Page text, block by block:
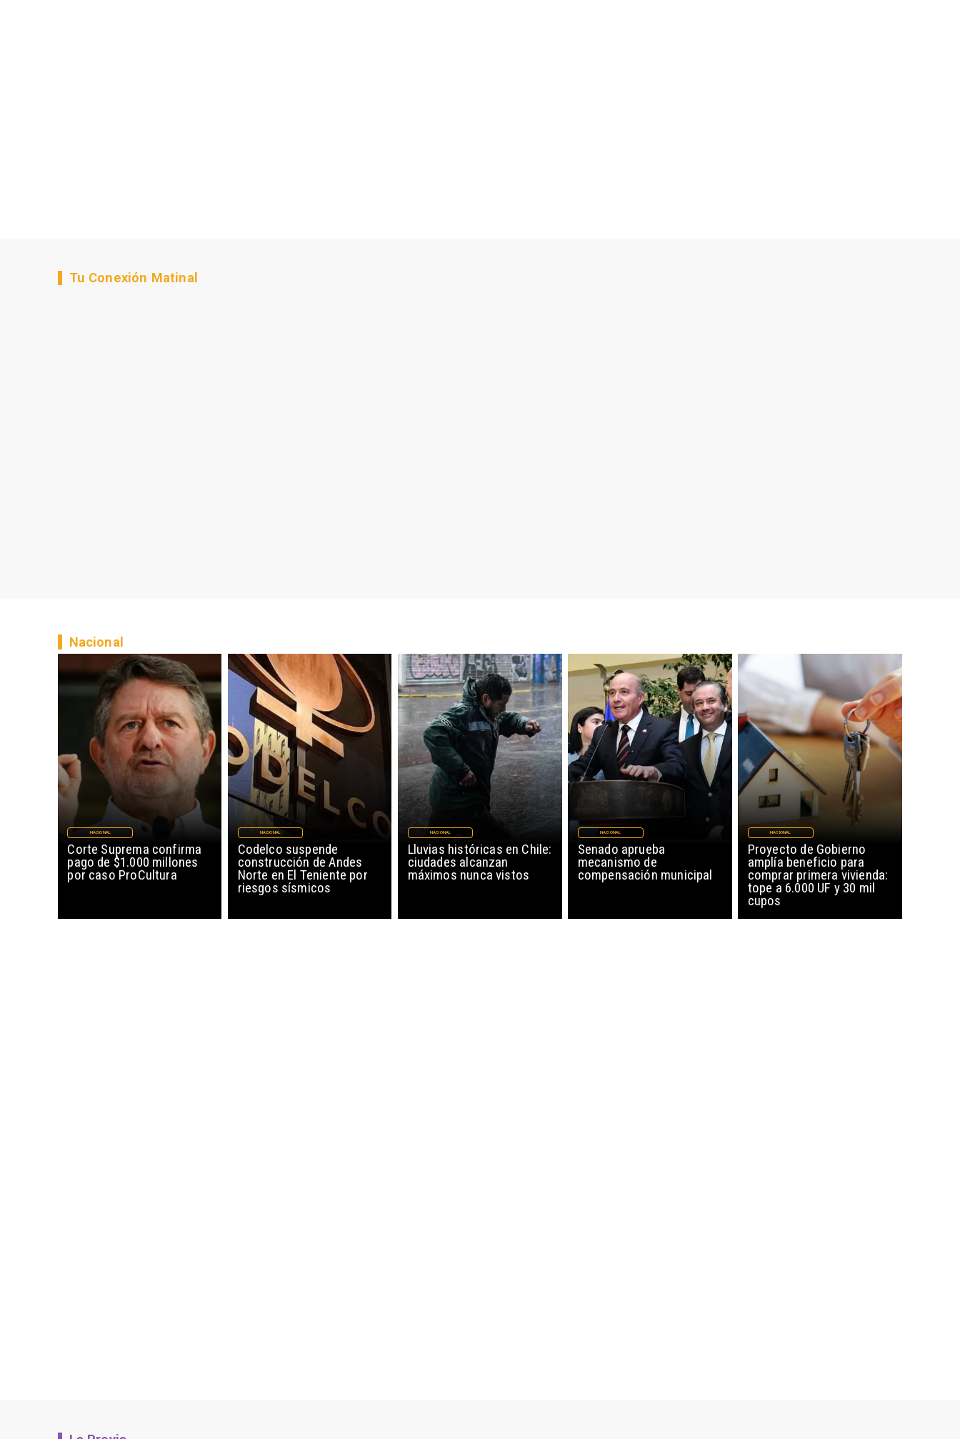
Tu Conexión Matinal
Corte Suprema confirma
pago de $1.000 millones
por caso ProCultura
NACIONAL
Codelco suspende
construcción de Andes
Norte en El Teniente por
riesgos sísmicos
NACIONAL
Lluvias históricas en Chile:
ciudades alcanzan
máximos nunca vistos
NACIONAL
Senado aprueba
mecanismo de
compensación municipal
NACIONAL
Proyecto de Gobierno
amplía beneficio para
comprar primera vivienda:
tope a 6.000 UF y 30 mil
cupos
NACIONAL
Nacional